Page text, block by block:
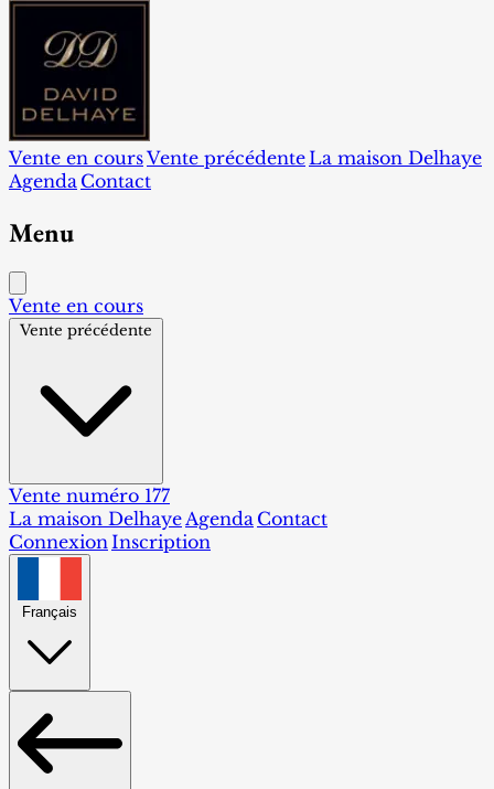
Vente en coursVente précédente La maison Delhaye
Agenda Contact
Menu
Vente en cours
Vente précédente
Vente numéro 177
La maison DelhayeAgenda Contact
ConnexionInscription
Français